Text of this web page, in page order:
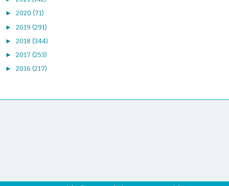
► 2020 (71)
► 2019 (291)
► 2018 (344)
► 2017 (253)
► 2016 (217)